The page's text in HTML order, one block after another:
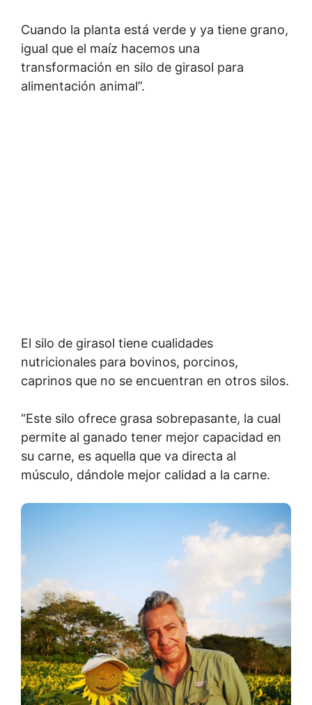
Cuando la planta está verde y ya tiene grano,
igual que el maíz hacemos una
transformación en silo de girasol para
alimentación animal”.
El silo de girasol tiene cualidades
nutricionales para bovinos, porcinos,
caprinos que no se encuentran en otros silos.
“Este silo ofrece grasa sobrepasante, la cual
permite al ganado tener mejor capacidad en
su carne, es aquella que va directa al
músculo, dándole mejor calidad a la carne.